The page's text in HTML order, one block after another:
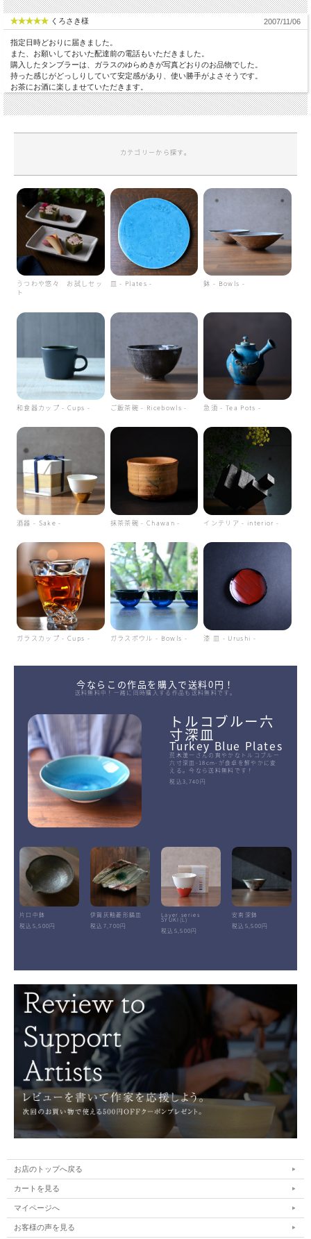
くろさき様 2007/11/06
指定日時どおりに届きました。
また、お願いしておいた配達前の電話もいただきました。
購入したタンブラーは、ガラスのゆらめきが写真どおりのお品物でした。
持った感じがどっしりしていて安定感があり、使い勝手がよさそうです。
お茶にお酒に楽しませていただきます。
カテゴリーから探す。
うつわや悠々 お試しセッ
ト
皿 - Plates - 鉢 - Bowls -
和食器カップ - Cups - ご飯茶碗 - Ricebowls - 急須 - Tea Pots -
酒器 - Sake - 抹茶茶碗 - Chawan - インテリア - interior -
ガラスカップ - Cups - ガラスボウル - Bowls - 漆 皿 - Urushi -
今ならこの作品を購入で送料0円！
送料無料中！一緒に同時購入する作品も送料無料です。
トルコブルー六
寸深皿
Turkey Blue Plates
荒木漢一さんの爽やかなトルコブルー
六寸深皿-18cm-が食卓を鮮やかに変
える。今なら送料無料です！
税込3,740円
片口中鉢
税込5,500円
伊賀灰釉菱形鎬皿
税込7,700円
Layer.series
SYUKI(L)
税込5,500円
安南深鉢
税込5,500円
お店のトップへ戻る
カートを見る
マイページへ
お客様の声を見る